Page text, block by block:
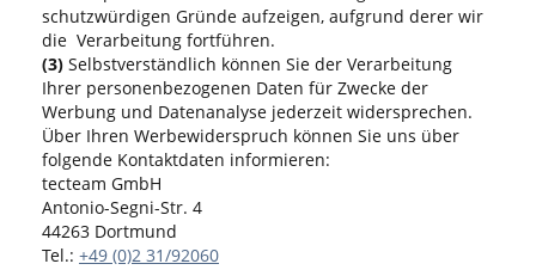
schutzwürdigen Gründe aufzeigen, aufgrund derer wir
die Verarbeitung fortführen.
(3) Selbstverständlich können Sie der Verarbeitung
Ihrer personenbezogenen Daten für Zwecke der
Werbung und Datenanalyse jederzeit widersprechen.
Über Ihren Werbewiderspruch können Sie uns über
folgende Kontaktdaten informieren:
tecteam GmbH
Antonio-Segni-Str. 4
44263 Dortmund
Tel.: +49 (0)2 31/92060